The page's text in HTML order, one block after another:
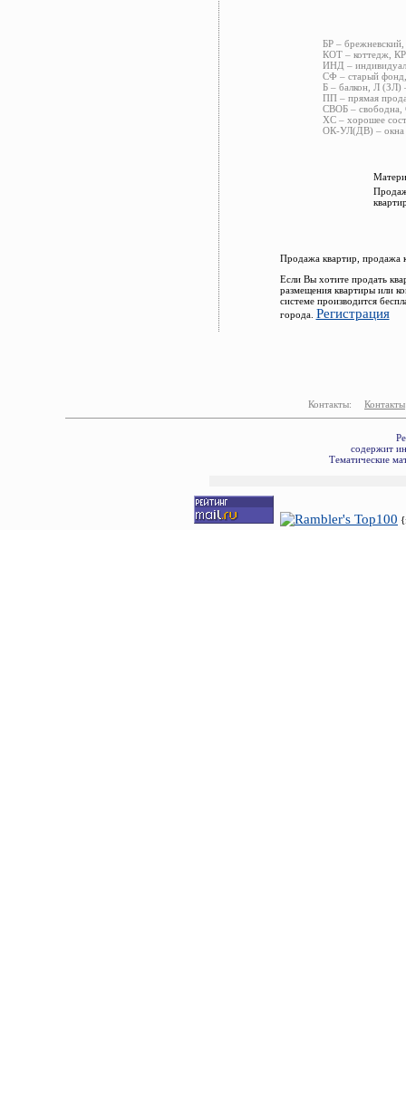
БР –
КОТ – коттедж,
ИНД –
СФ – старый
Б – балкон, Л (ЗЛ)
ПП – прямая
СВОБ – свободна,
ХС – хорошее
ОК-УЛ(ДВ) – окна
Продажа квартир, продажа
Если Вы хотите продать
размещения квартиры или
системе производится
города. Регистрация
Контакты: Контакты
содержит
Тематические